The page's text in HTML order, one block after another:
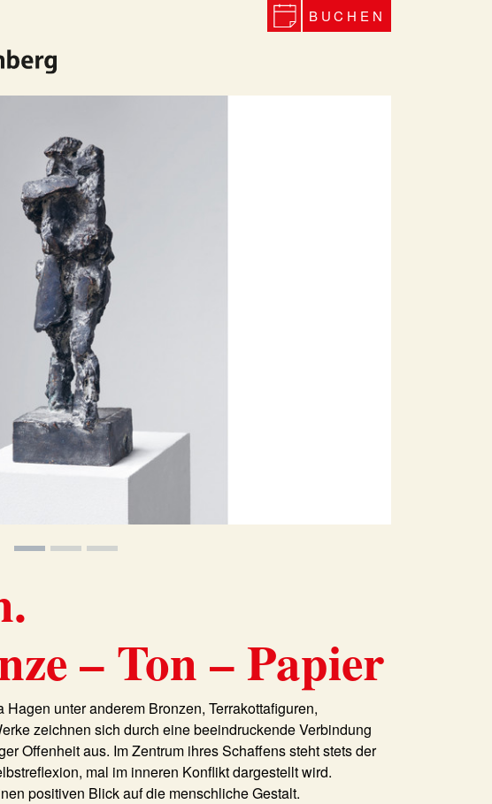
BUCHEN
– Ton – Papier
unter anderem Bronzen, Terrakottafiguren,
zeichnen sich durch eine beeindruckende Verbindung
Offenheit aus. Im Zentrum ihres Schaffens steht stets der
mal im inneren Konflikt dargestellt wird.
positiven Blick auf die menschliche Gestalt.